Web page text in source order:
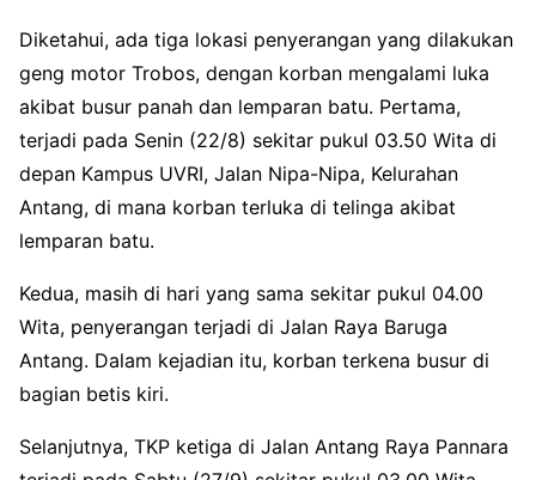
Diketahui, ada tiga lokasi penyerangan yang dilakukan
geng motor Trobos, dengan korban mengalami luka
akibat busur panah dan lemparan batu. Pertama,
terjadi pada Senin (22/8) sekitar pukul 03.50 Wita di
depan Kampus UVRI, Jalan Nipa-Nipa, Kelurahan
Antang, di mana korban terluka di telinga akibat
lemparan batu.
Kedua, masih di hari yang sama sekitar pukul 04.00
Wita, penyerangan terjadi di Jalan Raya Baruga
Antang. Dalam kejadian itu, korban terkena busur di
bagian betis kiri.
Selanjutnya, TKP ketiga di Jalan Antang Raya Pannara